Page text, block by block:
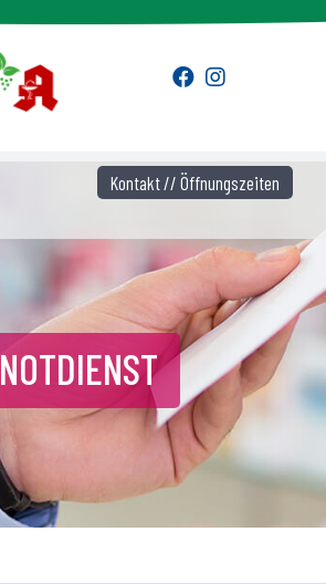
NOTDIENST
Kontakt // Öffnungszeiten